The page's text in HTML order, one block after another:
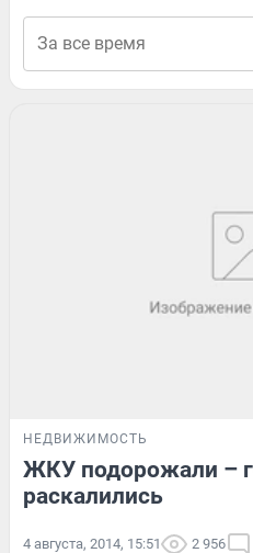
НЕДВИЖИМОСТЬ
ЖКУ подорожали –
раскалились
4 августа, 2014, 15:51 2 956